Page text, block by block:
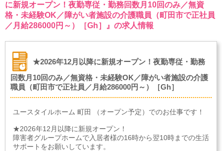
に新規オープン！夜勤専従・勤務回数月10回のみ／無資
格・未経験OK／障がい者施設の介護職員（町田市で正社員
／月給286000円～）［Gh］』の求人情報
★2026年12月以降に新規オープン！夜勤専従・勤務
回数月10回のみ／無資格・未経験OK／障がい者施設の介護
職員（町田市で正社員／月給286000円～）［Gh］
ユースタイルホーム 町田 （オープン予定）でのお仕事です！
★2026年12月以降に新規オープン！
障害者グループホームで入居者様の16時から翌10時までの生活
サポートをお願いしています。